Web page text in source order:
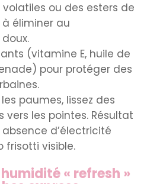
volatiles ou des esters de
éliminer au
(vitamine E, huile de
pour protéger des
paumes, lissez des
vers les pointes. Résultat
d’électricité
frisotti visible.
« refresh »